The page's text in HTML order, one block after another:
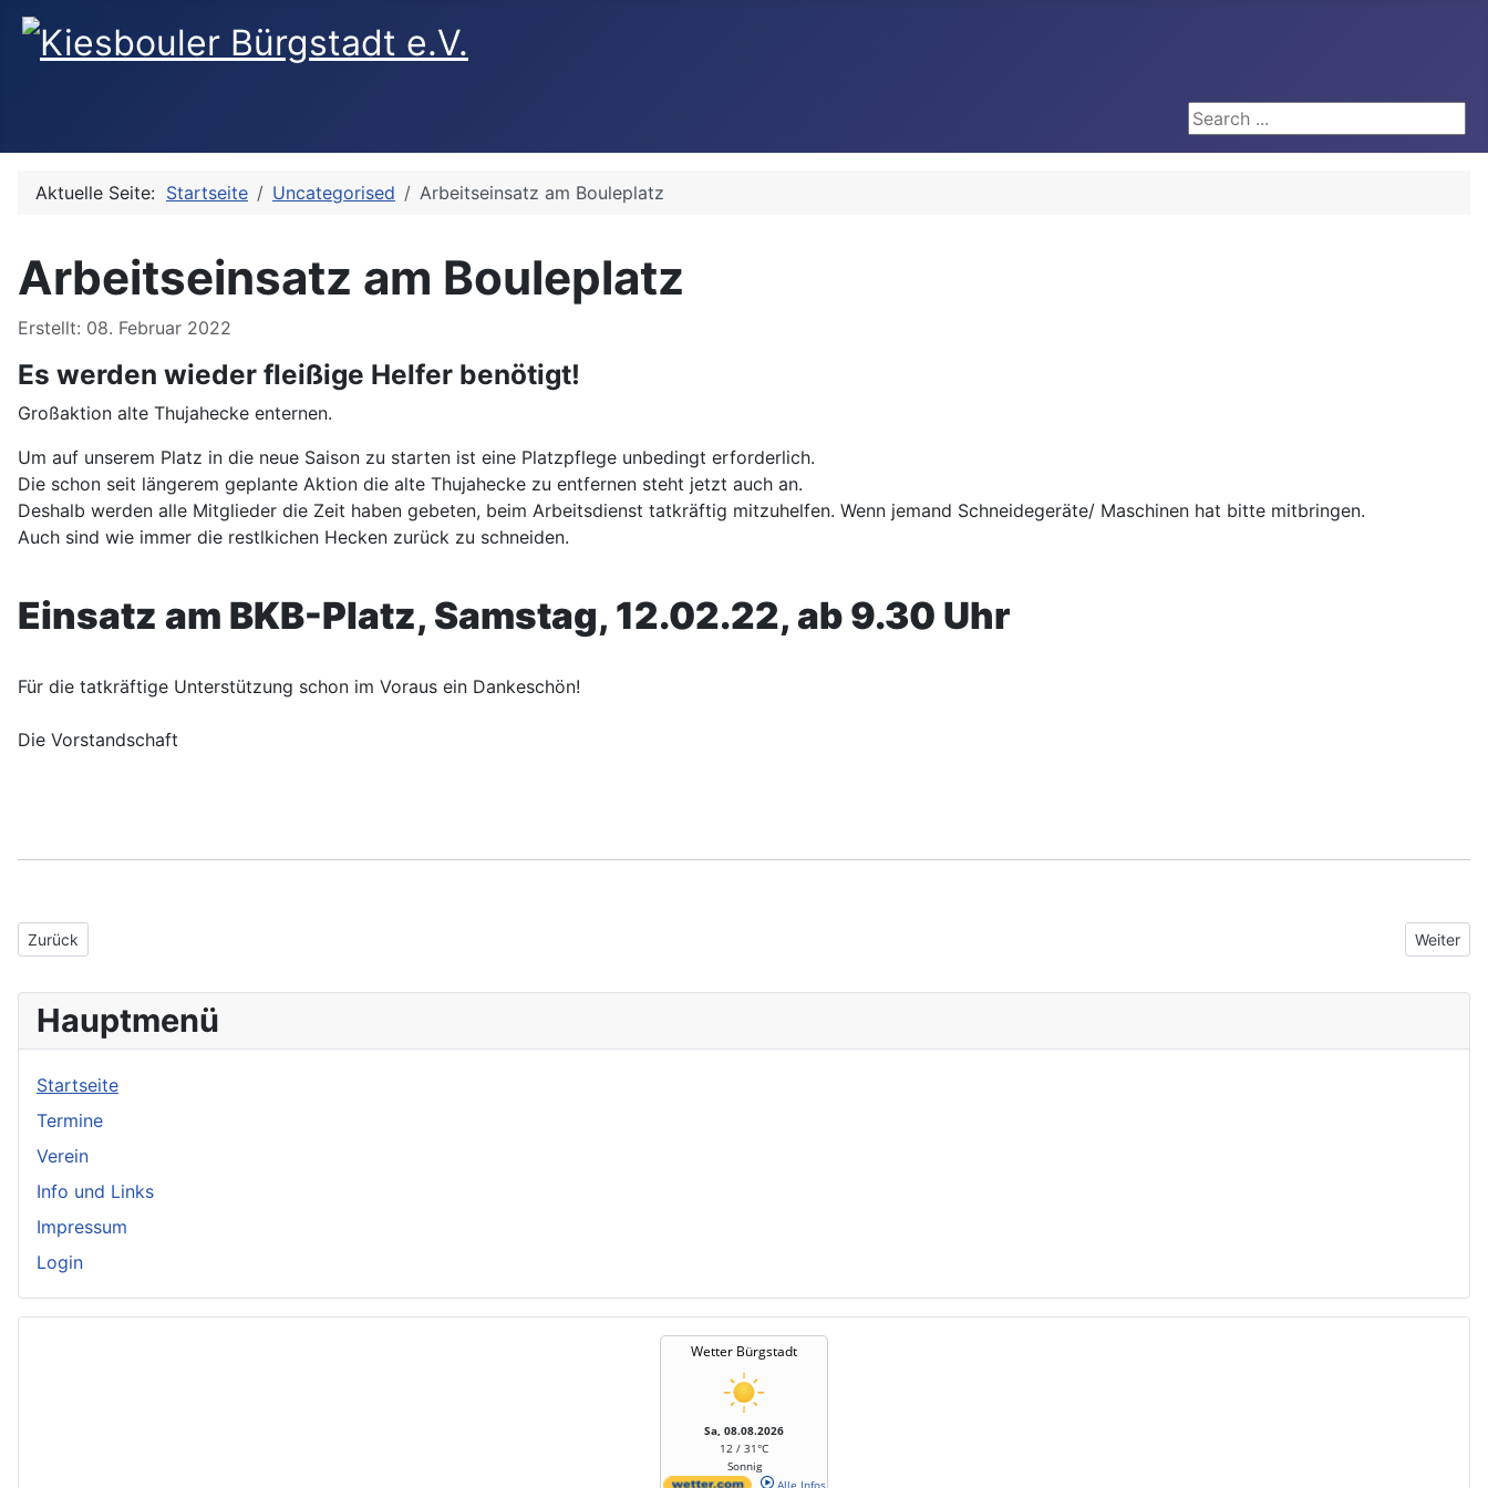
Search ...
Aktuelle Seite: Startseite Uncategorised Arbeitseinsatz am Bouleplatz
Arbeitseinsatz am Bouleplatz
Details
Erstellt: 08. Februar 2022
Es werden wieder fleißige Helfer benötigt!
Großaktion alte Thujahecke enternen.
Um auf unserem Platz in die neue Saison zu starten ist eine Platzpflege unbedingt erforderlich.
Die schon seit längerem geplante Aktion die alte Thujahecke zu entfernen steht jetzt auch an.
Deshalb werden alle Mitglieder die Zeit haben gebeten, beim Arbeitsdienst tatkräftig mitzuhelfen. Wenn jemand Schneidegeräte/ Maschinen hat bitte mitbringen.
Auch sind wie immer die restlkichen Hecken zurück zu schneiden.
Einsatz am BKB-Platz, Samstag, 12.02.22, ab 9.30 Uhr
Für die tatkräftige Unterstützung schon im Voraus ein Dankeschön!
Die Vorstandschaft
Vorheriger Beitrag: Nachruf
Zurück Nächster
Weiter
Hauptmenü
Startseite
Termine
Verein
Info und Links
Impressum
Login
Wetter Bürgstadt
Sa, 08.08.2026
12 / 31°C
Sonnig